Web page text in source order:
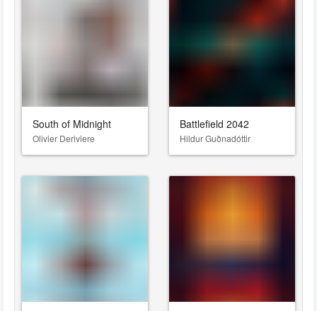
South of Midnight
Olivier Deriviere
Battlefield 2042
Hildur Guðnadóttir